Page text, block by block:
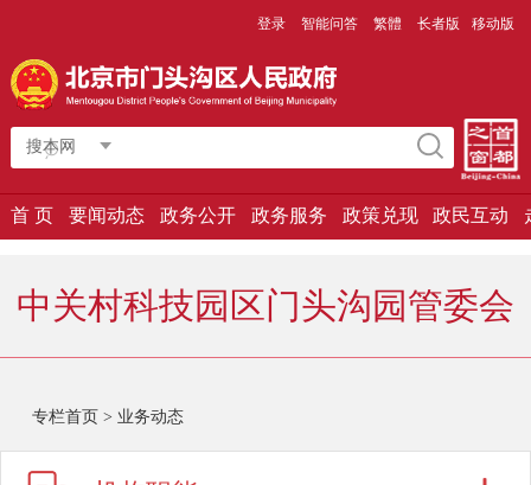
登录 智能问答 繁體 长者版 移动版
搜本网
首 页 要闻动态 政务公开 政务服务 政策兑现 政民互动
中关村科技园区门头沟园管委会
专栏首页 > 业务动态